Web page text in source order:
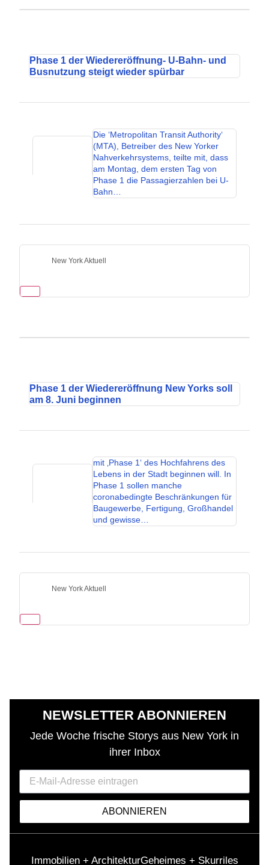
Phase 1 der Wiedereröffnung- U-Bahn- und
Busnutzung steigt wieder spürbar
Die ‘Metropolitan Transit Authority‘
(MTA), Betreiber des New Yorker
Nahverkehrsystems, teilte mit, dass
am Montag, dem ersten Tag von
Phase 1 die Passagierzahlen bei U-
Bahn…
New York Aktuell
Phase 1 der Wiedereröffnung New Yorks soll
am 8. Juni beginnen
mit ‚Phase 1‘ des Hochfahrens des
Lebens in der Stadt beginnen will. In
Phase 1 sollen manche
coronabedingte Beschränkungen für
Baugewerbe, Fertigung, Großhandel
und gewisse…
New York Aktuell
NEWSLETTER ABONNIEREN
Jede Woche frische Storys aus New York in
ihrer Inbox
ABONNIEREN
Immobilien + ArchitekturGeheimes + Skurriles